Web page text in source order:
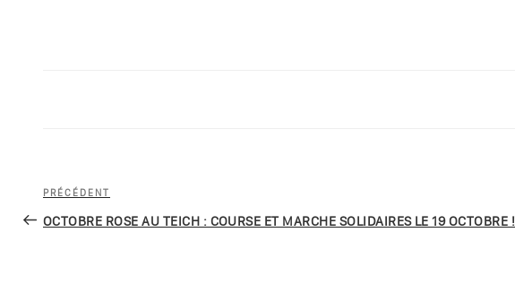
Navigation
de
Article
précédent
PRÉCÉDENT
OCTOBRE ROSE AU TEICH : COURSE ET MARCHE SOLIDAIRES LE 19 OCTOBRE !